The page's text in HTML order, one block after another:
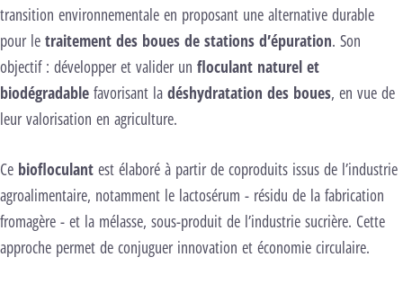
transition environnementale en proposant une alternative durable
pour le traitement des boues de stations d’épuration. Son
objectif : développer et valider un floculant naturel et
biodégradable favorisant la déshydratation des boues, en vue de
leur valorisation en agriculture.
Ce biofloculant est élaboré à partir de coproduits issus de l’industrie
agroalimentaire, notamment le lactosérum - résidu de la fabrication
fromagère - et la mélasse, sous-produit de l’industrie sucrière. Cette
approche permet de conjuguer innovation et économie circulaire.